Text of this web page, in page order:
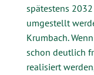
spätestens
umgestellt
Krumbach.
schon deutlich
realisiert